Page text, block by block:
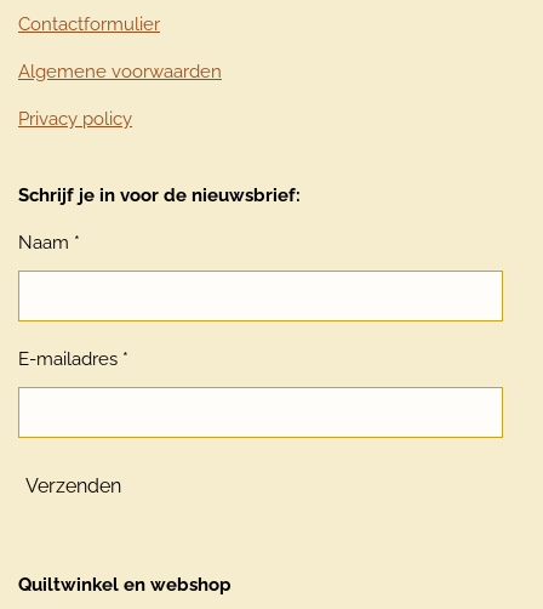
Contactformulier
Algemene voorwaarden
Privacy policy
Schrijf je in voor de nieuwsbrief:
Naam *
E-mailadres *
Verzenden
Quiltwinkel en webshop